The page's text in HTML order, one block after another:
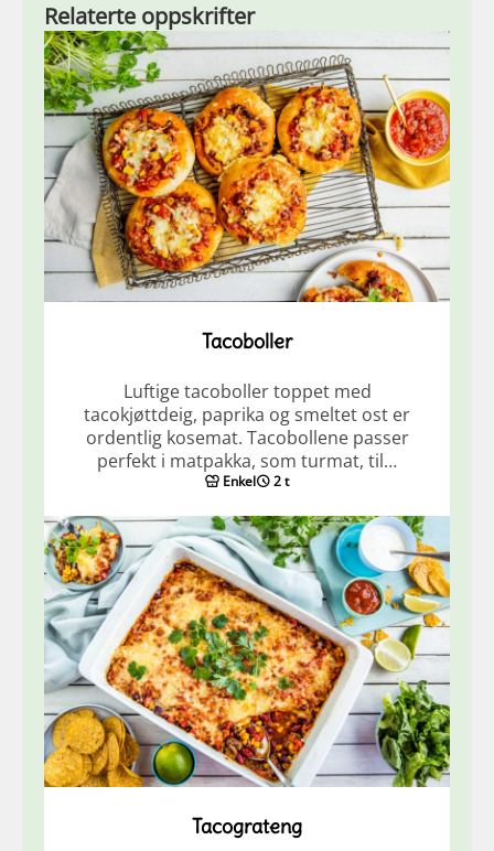
Relaterte oppskrifter
Tacoboller
Luftige tacoboller toppet med
tacokjøttdeig, paprika og smeltet ost er
ordentlig kosemat. Tacobollene passer
perfekt i matpakka, som turmat, til…
Enkel 2 t
Tacograteng